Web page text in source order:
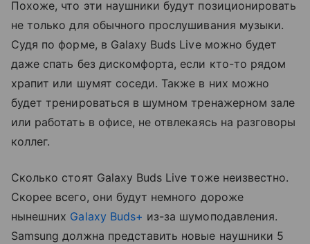
Похоже, что эти наушники будут позиционировать
не только для обычного прослушивания музыки.
Судя по форме, в Galaxy Buds Live можно будет
даже спать без дискомфорта, если кто-то рядом
храпит или шумят соседи. Также в них можно
будет тренироваться в шумном тренажерном зале
или работать в офисе, не отвлекаясь на разговоры
коллег.
Сколько стоят Galaxy Buds Live тоже неизвестно.
Скорее всего, они будут немного дороже
нынешних Galaxy Buds+ из-за шумоподавления.
Samsung должна представить новые наушники 5